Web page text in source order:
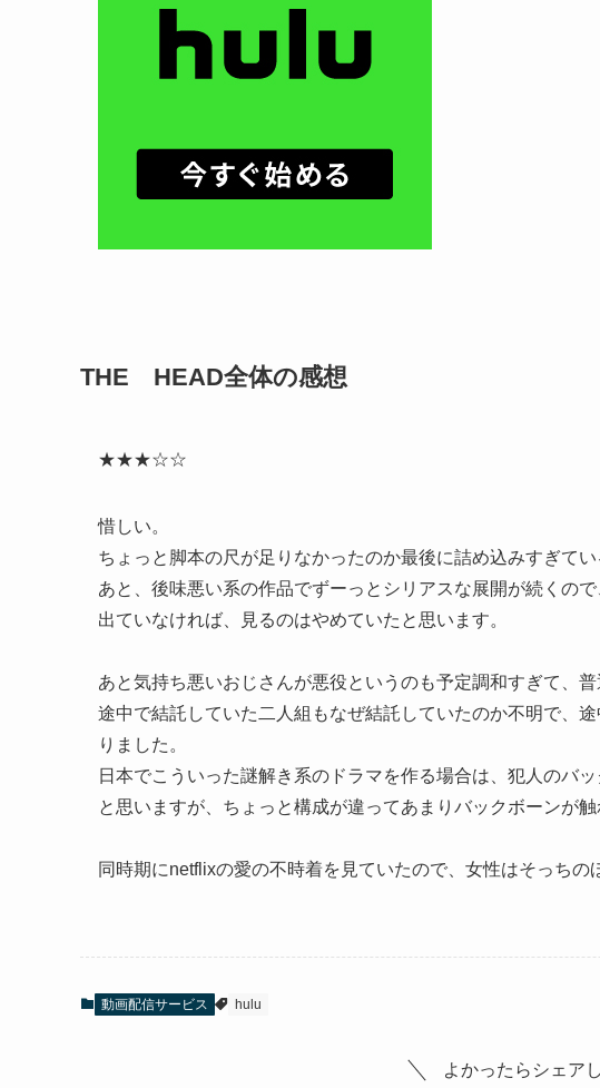
THE HEAD全体の感想
★★★☆☆
惜しい。
ちょっと脚本の尺が足りなかったのか最後に詰め込みすぎてい
あと、後味悪い系の作品でずーっとシリアスな展開が続くの
出ていなければ、見るのはやめていたと思います。
あと気持ち悪いおじさんが悪役というのも予定調和すぎて、普
途中で結託していた二人組もなぜ結託していたのか不明で、
りました。
日本でこういった謎解き系のドラマを作る場合は、犯人のバ
と思いますが、ちょっと構成が違ってあまりバックボーンが
同時期にnetflixの愛の不時着を見ていたので、女性はそっちの
動画配信サービス hulu
よかったらシェア